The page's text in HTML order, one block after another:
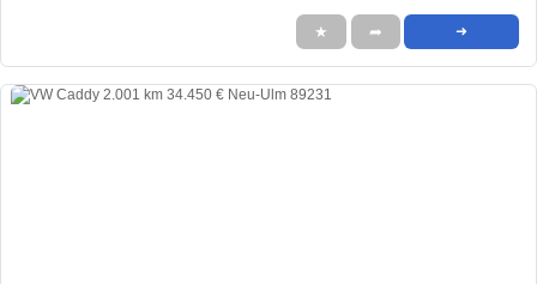
★ ➦ ➜